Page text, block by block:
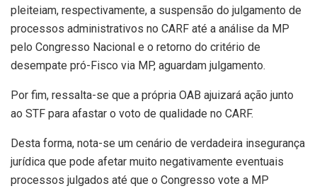
pleiteiam, respectivamente, a suspensão do julgamento de
processos administrativos no CARF até a análise da MP
pelo Congresso Nacional e o retorno do critério de
desempate pró-Fisco via MP, aguardam julgamento.
Por fim, ressalta-se que a própria OAB ajuizará ação junto
ao STF para afastar o voto de qualidade no CARF.
Desta forma, nota-se um cenário de verdadeira insegurança
jurídica que pode afetar muito negativamente eventuais
processos julgados até que o Congresso vote a MP